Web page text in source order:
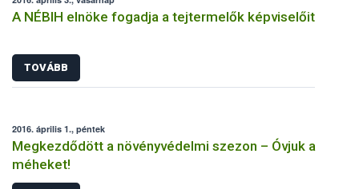
A NÉBIH elnöke fogadja a tejtermelők képviselőit
TOVÁBB
2016. április 1., péntek
Megkezdődött a növényvédelmi szezon – Óvjuk a
méheket!